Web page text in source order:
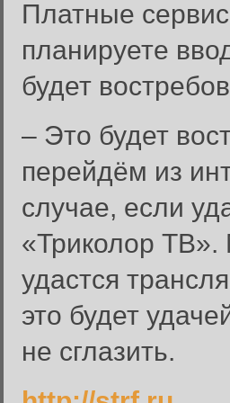
Платные
планируете
будет
– Это будет
перейдём из
случае, если
«Триколор
удастся
это будет
не сглазить.